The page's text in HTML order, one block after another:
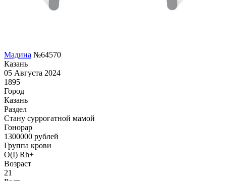
Мадина №64570
Казань
05 Августа 2024
1895
Город
Казань
Раздел
Cтану суррогатной мамой
Гонoрар
1300000 рублей
Группа крови
O(I) Rh+
Возраст
21